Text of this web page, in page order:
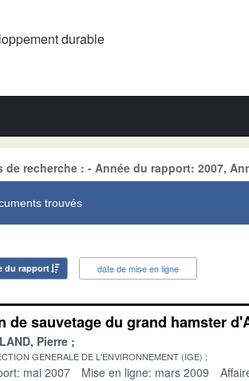
durable
de recherche : - Année du rapport: 2007,
trouvés
du rapport date de mise en ligne
de sauvetage du grand hamster
Pierre
GENERALE DE L'ENVIRONNEMENT (IGE)
mai 2007 Mise en ligne: mars 2009